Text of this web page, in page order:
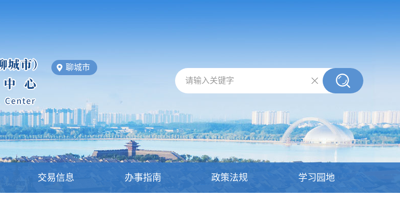
聊城市
请输入关键字
交易信息 办事指南 政策法规 学习园地